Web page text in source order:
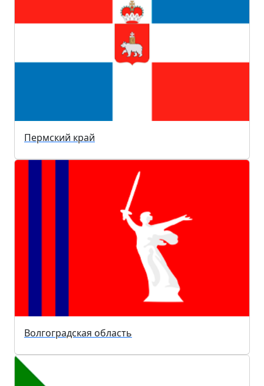
Пермский край
Волгоградская область